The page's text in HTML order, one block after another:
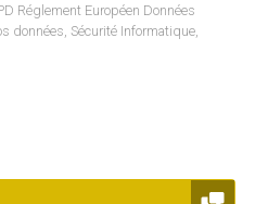
Réglement Européen Données
données Sécurité Informatique